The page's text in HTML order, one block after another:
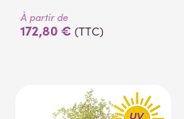
À partir de
172,80 € (TTC)